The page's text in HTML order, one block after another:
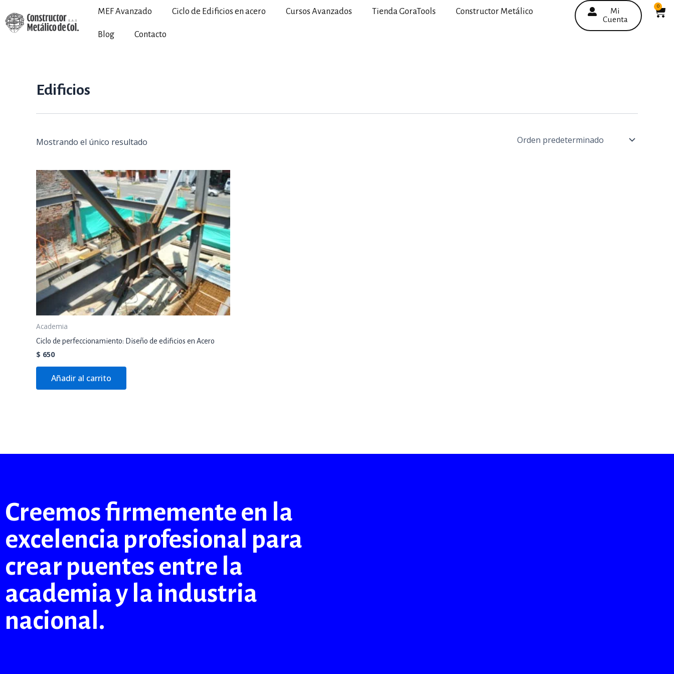
al
contenido
MEF Avanzado Ciclo de Edificios en acero Cursos Avanzados Tienda GoraTools Constructor Metálico
Blog Contacto
Mi
Cuenta
0
Edificios
Mostrando el único resultado
Academia
Ciclo de perfeccionamiento: Diseño de edificios en Acero
$ 650
Añadir al carrito
Creemos firmemente en la
excelencia profesional para
crear puentes entre la
academia y la industria
nacional.